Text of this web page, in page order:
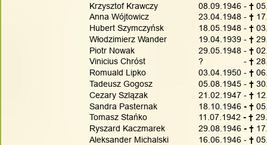
Krzysztof Krawczy
Anna Wójtowicz
Hubert Szymczyńsk
Włodzimierz Wander
Piotr Nowak
Vinicius Chróst
Romuald Lipko
Tadeusz Gogosz
Cezary Szlązak
Sandra Pasternak
Tomasz Stańko
Ryszard Kaczmarek
Aleksander Michalski
08.09.1946 - †
23.04.1948 - †
18.05.1948 - †
19.04.1939 - †
29.05.1948 - †
?                 - †
03.04.1950 - †
05.08.1945 - †
21.02.1947 - †
18.10.1946 - †
11.07.1942 - †
29.08.1946 - †
16.06.1946 - †